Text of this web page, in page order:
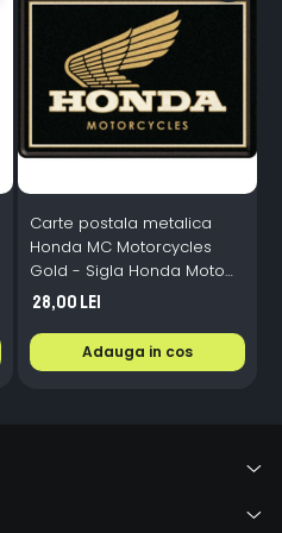
Carte postala metalica
Honda MC Motorcycles
Gold - Sigla Honda Moto
pe auriu, Originala, 10x14
cm
28,00 Lei
Adauga in cos